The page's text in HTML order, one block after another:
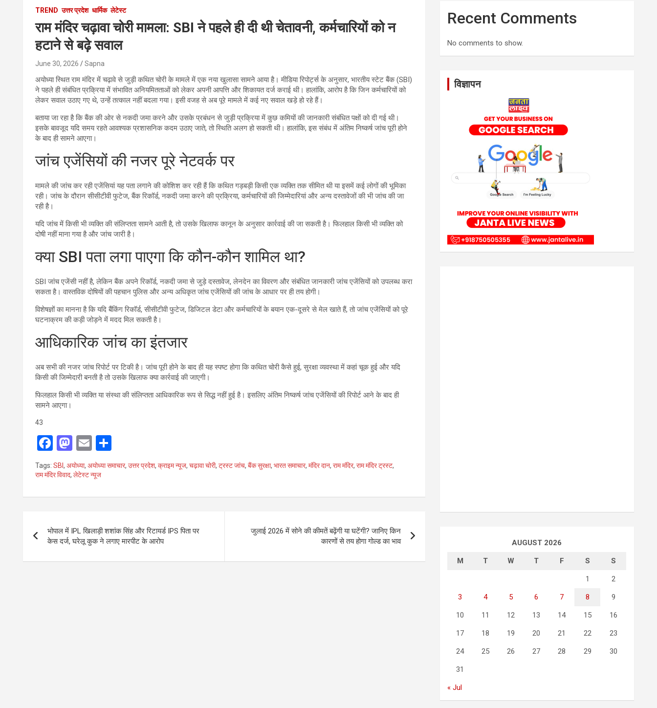
TREND उत्तर प्रदेश धार्मिक लेटेस्ट
राम मंदिर चढ़ावा चोरी मामला: SBI ने पहले ही दी थी चेतावनी, कर्मचारियों को न
हटाने से बढ़े सवाल
June 30, 2026 Sapna
अयोध्या स्थित राम मंदिर में चढ़ावे से जुड़ी कथित चोरी के मामले में एक नया खुलासा सामने आया है। मीडिया रिपोर्ट्स के अनुसार, भारतीय स्टेट बैंक (SBI)
ने पहले ही संबंधित प्रक्रिया में संभावित अनियमितताओं को लेकर अपनी आपत्ति और शिकायत दर्ज कराई थी। हालांकि, आरोप है कि जिन कर्मचारियों को
लेकर सवाल उठाए गए थे, उन्हें तत्काल नहीं बदला गया। इसी वजह से अब पूरे मामले में कई नए सवाल खड़े हो रहे हैं।
बताया जा रहा है कि बैंक की ओर से नकदी जमा करने और उसके प्रबंधन से जुड़ी प्रक्रिया में कुछ कमियों की जानकारी संबंधित पक्षों को दी गई थी।
इसके बावजूद यदि समय रहते आवश्यक प्रशासनिक कदम उठाए जाते, तो स्थिति अलग हो सकती थी। हालांकि, इस संबंध में अंतिम निष्कर्ष जांच पूरी होने
के बाद ही सामने आएगा।
जांच एजेंसियों की नजर पूरे नेटवर्क पर
मामले की जांच कर रही एजेंसियां यह पता लगाने की कोशिश कर रही हैं कि कथित गड़बड़ी किसी एक व्यक्ति तक सीमित थी या इसमें कई लोगों की भूमिका
रही। जांच के दौरान सीसीटीवी फुटेज, बैंक रिकॉर्ड, नकदी जमा करने की प्रक्रिया, कर्मचारियों की जिम्मेदारियां और अन्य दस्तावेजों की भी जांच की जा
रही है।
यदि जांच में किसी भी व्यक्ति की संलिप्तता सामने आती है, तो उसके खिलाफ कानून के अनुसार कार्रवाई की जा सकती है। फिलहाल किसी भी व्यक्ति को
दोषी नहीं माना गया है और जांच जारी है।
क्या SBI पता लगा पाएगा कि कौन-कौन शामिल था?
SBI जांच एजेंसी नहीं है, लेकिन बैंक अपने रिकॉर्ड, नकदी जमा से जुड़े दस्तावेज, लेनदेन का विवरण और संबंधित जानकारी जांच एजेंसियों को उपलब्ध करा
सकता है। वास्तविक दोषियों की पहचान पुलिस और अन्य अधिकृत जांच एजेंसियों की जांच के आधार पर ही तय होगी।
विशेषज्ञों का मानना है कि यदि बैंकिंग रिकॉर्ड, सीसीटीवी फुटेज, डिजिटल डेटा और कर्मचारियों के बयान एक-दूसरे से मेल खाते हैं, तो जांच एजेंसियों को पूरे
घटनाक्रम की कड़ी जोड़ने में मदद मिल सकती है।
आधिकारिक जांच का इंतजार
अब सभी की नजर जांच रिपोर्ट पर टिकी है। जांच पूरी होने के बाद ही यह स्पष्ट होगा कि कथित चोरी कैसे हुई, सुरक्षा व्यवस्था में कहां चूक हुई और यदि
किसी की जिम्मेदारी बनती है तो उसके खिलाफ क्या कार्रवाई की जाएगी।
फिलहाल किसी भी व्यक्ति या संस्था की संलिप्तता आधिकारिक रूप से सिद्ध नहीं हुई है। इसलिए अंतिम निष्कर्ष जांच एजेंसियों की रिपोर्ट आने के बाद ही
सामने आएगा।
43
F
a
ce
k
M
a
st
n
E
m
ail
h
ar
Tags: SBI , अयोध्या, अयोध्या समाचार, उत्तर प्रदेश, क्राइम न्यूज, चढ़ावा चोरी, ट्रस्ट जांच, बैंक सुरक्षा, भारत समाचार, मंदिर दान, राम मंदिर, राम मंदिर ट्रस्ट,
राम मंदिर विवाद, लेटेस्ट न्यूज
navigation
भोपाल में IPL खिलाड़ी शशांक सिंह और रिटायर्ड IPS पिता पर
केस दर्ज, घरेलू कुक ने लगाए मारपीट के आरोप
जुलाई 2026 में सोने की कीमतें बढ़ेंगी या घटेंगी? जानिए किन
कारणों से तय होगा गोल्ड का भाव
Recent Comments
No comments to show.
विज्ञापन
AUGUST 2026
M T W T F S S
1 2
3 4 5 6 7 8 9
10 11 12 13 14 15 16
17 18 19 20 21 22 23
24 25 26 27 28 29 30
31
« Jul